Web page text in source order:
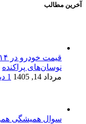
آخرین مطالب
نوسان‌های پراکنده
مرداد 14, 1405
1 دیدگاه
سوال همیشگی